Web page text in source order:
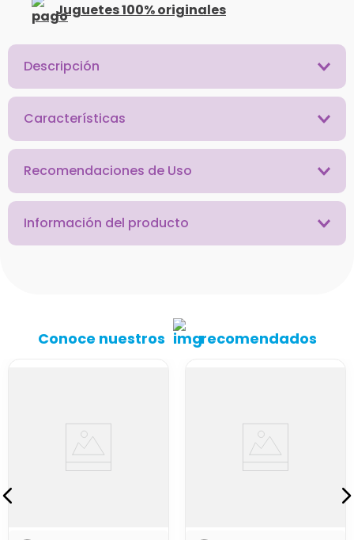
Juguetes 100% originales
Descripción
Características
Recomendaciones de Uso
Información del producto
Conoce nuestros recomendados